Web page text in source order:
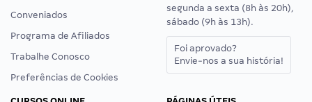
Conveniados
Programa de Afiliados
Trabalhe Conosco
Preferências de Cookies
segunda a sexta (8h às 20h),
sábado (9h às 13h).
Foi aprovado?
Envie-nos a sua história!